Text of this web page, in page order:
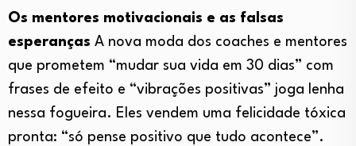
Os mentores motivacionais e as falsas
esperanças A nova moda dos coaches e mentores
que prometem “mudar sua vida em 30 dias” com
frases de efeito e “vibrações positivas” joga lenha
nessa fogueira. Eles vendem uma felicidade tóxica
pronta: “só pense positivo que tudo acontece”.